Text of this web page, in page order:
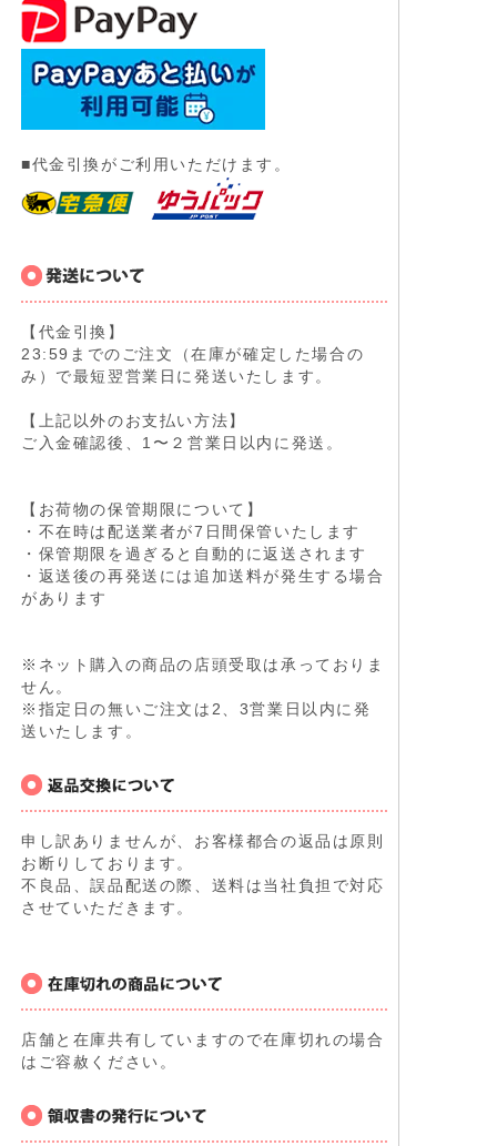
■代金引換がご利用いただけます。
【代金引換】
23:59までのご注文（在庫が確定した場合の
み）で最短翌営業日に発送いたします。
【上記以外のお支払い方法】
ご入金確認後、1〜２営業日以内に発送。
【お荷物の保管期限について】
・不在時は配送業者が7日間保管いたします
・保管期限を過ぎると自動的に返送されます
・返送後の再発送には追加送料が発生する場合
があります
※ネット購入の商品の店頭受取は承っておりま
せん。
※指定日の無いご注文は2、3営業日以内に発
送いたします。
申し訳ありませんが、お客様都合の返品は原則
お断りしております。
不良品、誤品配送の際、送料は当社負担で対応
させていただきます。
店舗と在庫共有していますので在庫切れの場合
はご容赦ください。